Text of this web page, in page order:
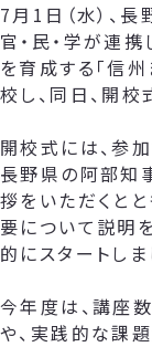
7月1日（水）、
官・民・学が連
を育成する「信
校し、同日、開校
開校式には、参
長野県の阿部知
拶をいただくと
要について説明
的にスタートしま
今年度は、講座
や、実践的な課